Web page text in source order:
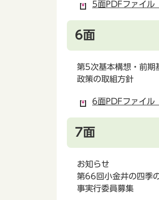
5面PDFファイル
6面
第5次基本構想・前期
政策の取組方針
6面PDFファイル
7面
お知らせ
第66回小金井の四季
事実行委員募集